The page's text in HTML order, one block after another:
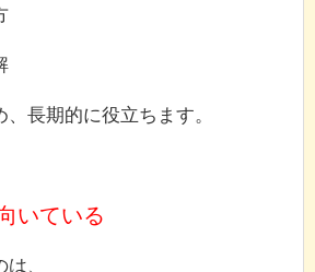
長期的に役立ちます。
いている
、